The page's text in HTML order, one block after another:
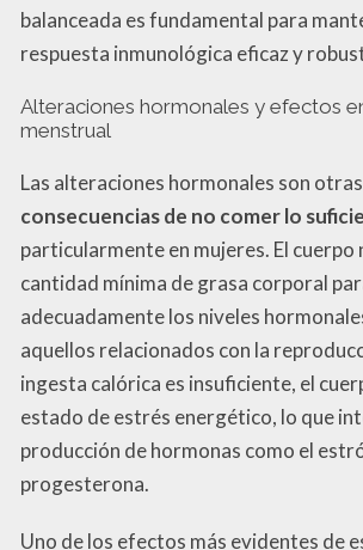
balanceada es fundamental para
respuesta inmunológica eficaz y
Alteraciones hormonales y efectos
menstrual
Las alteraciones hormonales son
consecuencias de no comer lo
particularmente en mujeres. El cuerpo
cantidad mínima de grasa corporal
adecuadamente los niveles
aquellos relacionados con la
ingesta calórica es insuficiente, el
estado de estrés energético, lo que
producción de hormonas como el
progesterona.
Uno de los efectos más evidentes de